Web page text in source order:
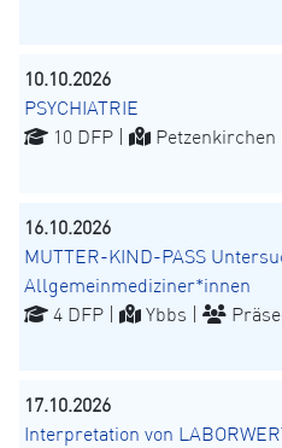
10.10.2026
PSYCHIATRIE
10 DFP |
Petzenkirchen |
16.10.2026
MUTTER-KIND-PASS
Allgemeinmediziner*innen
4 DFP |
Ybbs |
17.10.2026
Interpretation von